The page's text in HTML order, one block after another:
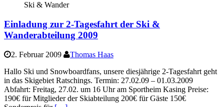
Ski & Wander
Einladung zur 2-Tagesfahrt der Ski &
Wanderabteilung 2009
2. Februar 2009
Thomas Haas
Hallo Ski und Snowboardfans, unsere diesjährige 2-Tagesfahrt geht
in das Skigebiet Ratschings. Termin: 27.02.09 – 01.03.2009
Abfahrt: Freitag, 27.02. um 16 Uhr am Sportheim Kasing Preise:
190€ für Mitglieder der Skiabteilung 200€ für Gäste 150€